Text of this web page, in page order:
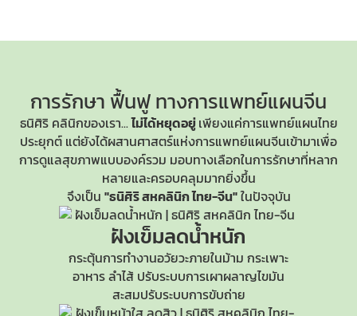
การรักษา ฟื้นฟูทางการแพทย์แผนจีน
ธนิศิริ คลินิกของเรา...ไม่ได้หยุดอยู่เพียงแค่การแพทย์แผนไทย
ประยุกต์ แต่ยังได้ผสานศาสตร์แห่งการแพทย์แผนจีนเข้ามาเพื่อ
การดูแลสุขภาพแบบองค์รวม มอบทางเลือกในการรักษาที่หลาก
หลายและครอบคลุมมากยิ่งขึ้น
จึงเป็น "ธนิศิริ สหคลินิก ไทย-จีน"ในปัจจุบัน
ฝังเข็มลดน้ำหนัก
กระตุ้นการทำงานอวัยวะภายในม้าม กระเพาะ
อาหาร ลำไส้ ปรับระบบการเผาผลาญไขมัน
สะสมปรับระบบการขับถ่าย